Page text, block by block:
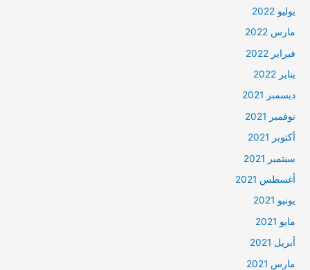
يوليو 2022
مارس 2022
فبراير 2022
يناير 2022
ديسمبر 2021
نوفمبر 2021
أكتوبر 2021
سبتمبر 2021
أغسطس 2021
يونيو 2021
مايو 2021
أبريل 2021
مارس 2021